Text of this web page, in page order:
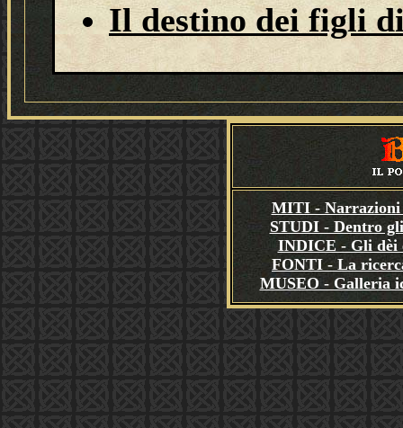
Il destino dei figli
MITI - Narrazioni
STUDI - Dentro
INDICE - Gli dèi
FONTI - La
MUSEO - Galleria